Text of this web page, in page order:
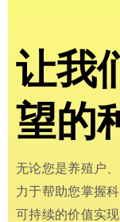
让我
望的
无论您是养殖户
力于帮助您掌握
可持续的价值实